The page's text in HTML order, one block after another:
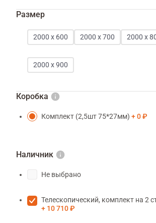
Размер
2000 х 600 2000 х 700 2000 х
2000 х 900
Коробка
Комплект (2,5шт 75*27мм) 0 ₽
Наличник
Не выбрано
Телескопический, комплект на 2
10 710 ₽